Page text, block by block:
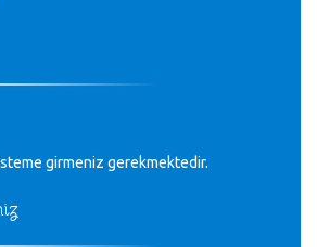
- 15.11.2022
girmeniz gerekmektedir.